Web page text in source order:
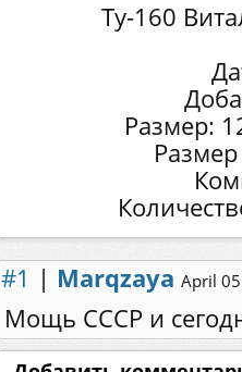
Ту-160
Размер:
#1 | Marqzaya April
Мощь СССР и